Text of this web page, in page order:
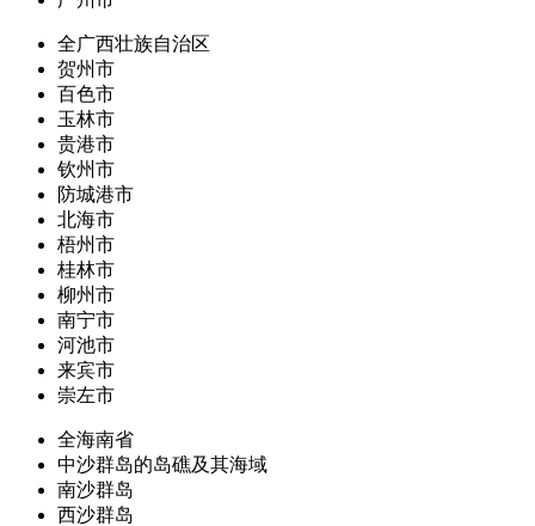
全广西壮族自治区
贺州市
百色市
玉林市
贵港市
钦州市
防城港市
北海市
梧州市
桂林市
柳州市
南宁市
河池市
来宾市
崇左市
全海南省
中沙群岛的岛礁及其海域
南沙群岛
西沙群岛